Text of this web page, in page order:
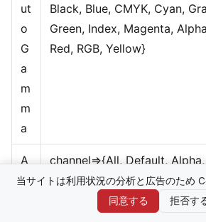
ut
o
G
a
m
m
a
Black, Blue, CMYK, Cyan,
Green, Index, Magenta,
Red, RGB, Yellow}
A
ut
channel=>{All, Default, Alpha,
Black, Blue, CMYK, Cyan,
Green, Index, Magenta,
当サイトは利用状況の分析と広告のため
同意する 拒否す